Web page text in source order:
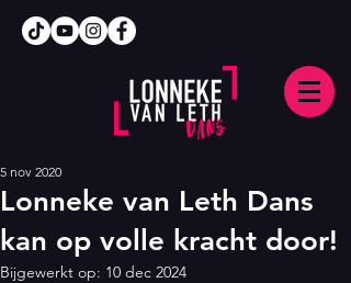
Lonneke van Leth Dans
kan op volle kracht door!
5 nov 2020
Bijgewerkt op: 10 dec 2024